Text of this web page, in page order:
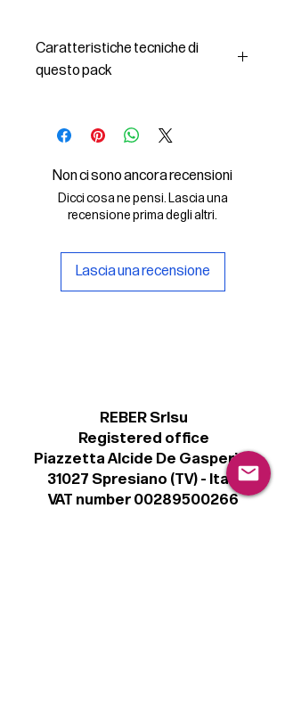
Caratteristiche tecniche di
questo pack
- le immagini descritte in formato
- la licenza d'uso delle grafiche
Il File SVG è compatibile con Adobe,
Cricut Design, Cricut
Procreate e Affinity
Non ci sono ancora recensioni
Dicci cosa ne pensi. Lascia una
recensione prima degli altri.
Lascia una recensione
REBER Srlsu
Registered office
Piazzetta Alcide De Gasperi, 3
31027 Spresiano (TV) - Italy
VAT number 00289500266